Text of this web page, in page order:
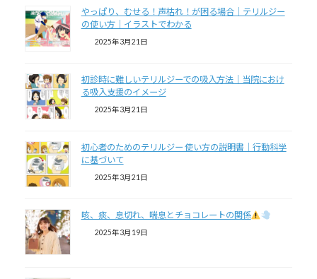
やっぱり、むせる！声枯れ！が困る場合｜テリルジー
の使い方｜イラストでわかる
2025年3月21日
初診時に難しいテリルジーでの吸入方法｜当院におけ
る吸入支援のイメージ
2025年3月21日
初心者のためのテリルジー 使い方の説明書｜行動科学
に基づいて
2025年3月21日
咳、痰、息切れ、喘息とチョコレートの関係
2025年3月19日